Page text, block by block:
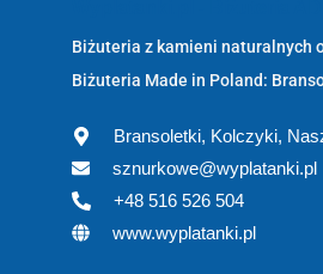
Biżuteria z kamieni naturalnych
Biżuteria Made in Poland:
Bransoletki, Kolczyki,
sznurkowe@wyplatanki.pl
+48 516 526 504
www.wyplatanki.pl